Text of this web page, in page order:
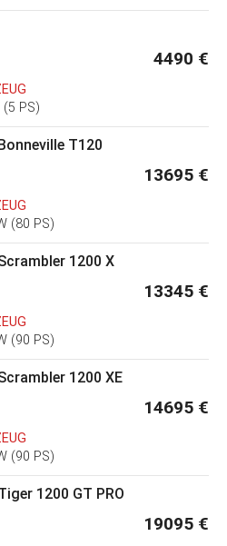
4490 €
PS)
T120
13695 €
(80 PS)
1200 X
13345 €
(90 PS)
1200 XE
14695 €
(90 PS)
1200 GT PRO
19095 €